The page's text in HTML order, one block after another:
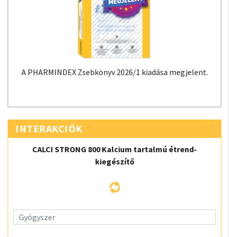
A PHARMINDEX Zsebkönyv 2026/1 kiadása megjelent.
INTERAKCIÓK
CALCI STRONG 800 Kalcium tartalmú étrend-
kiegészítő